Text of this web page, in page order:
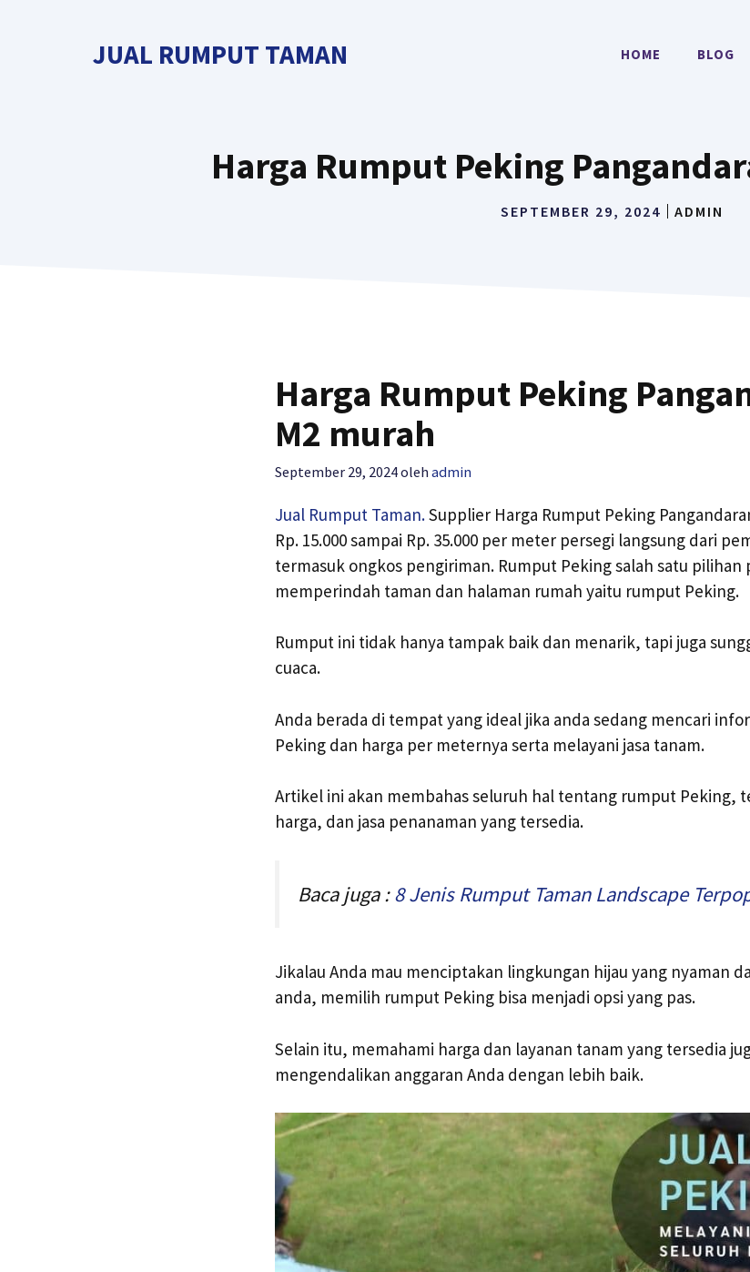
JUAL RUMPUT TAMAN HOME BLOG
Harga Rumput Peking
SEPTEMBER 29, 2024 ADMIN
Harga Rumput Peking
M2 murah
September 29, 2024oleh admin
Jual Rumput Taman.Supplier Harga Rumput Peking
Rp. 15.000 sampai Rp. 35.000 per meter persegi langsung dari
termasuk ongkos pengiriman. Rumput Peking salah satu
memperindah taman dan halaman rumah yaitu rumput Peking.
Rumput ini tidak hanya tampak baik dan menarik, tapi juga
cuaca.
Anda berada di tempat yang ideal jika anda sedang mencari
Peking dan harga per meternya serta melayani jasa tanam.
Artikel ini akan membahas seluruh hal tentang rumput Peking,
harga, dan jasa penanaman yang tersedia.
Baca juga :8 Jenis Rumput Taman Landscape
Jikalau Anda mau menciptakan lingkungan hijau yang nyaman
anda, memilih rumput Peking bisa menjadi opsi yang pas.
Selain itu, memahami harga dan layanan tanam yang tersedia
mengendalikan anggaran Anda dengan lebih baik.